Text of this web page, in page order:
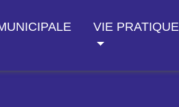
VIE PRATIQUE